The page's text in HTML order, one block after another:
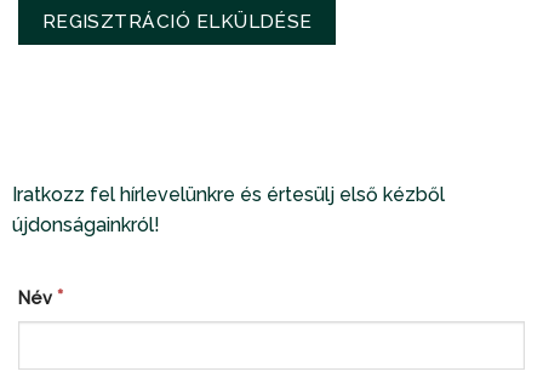
REGISZTRÁCIÓ ELKÜLDÉSE
Iratkozz fel hírlevelünkre és értesülj első kézből
újdonságainkról!
Név *